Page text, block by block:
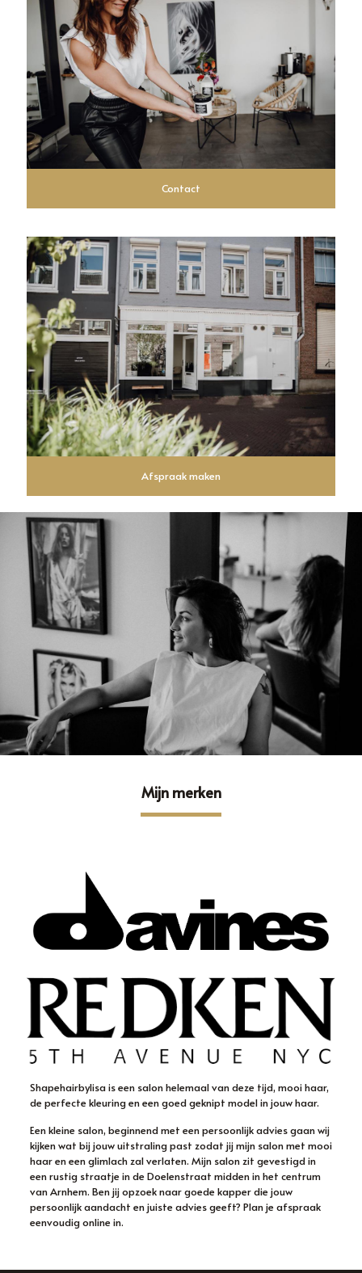
Contact
Afspraak maken
Mijn merken
Shapehairbylisa is een salon helemaal van deze tijd, mooi haar,
de perfecte kleuring en een goed geknipt model in jouw haar.
Een kleine salon, beginnend met een persoonlijk advies gaan wij
kijken wat bij jouw uitstraling past zodat jij mijn salon met mooi
haar en een glimlach zal verlaten. Mijn salon zit gevestigd in
een rustig straatje in de Doelenstraat midden in het centrum
van Arnhem. Ben jij opzoek naar goede kapper die jouw
persoonlijk aandacht en juiste advies geeft? Plan je afspraak
eenvoudig online in.